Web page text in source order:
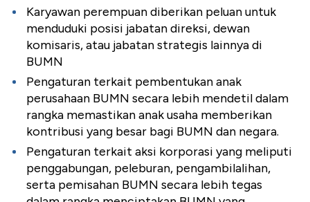
Karyawan perempuan diberikan peluan untuk
menduduki posisi jabatan direksi, dewan
komisaris, atau jabatan strategis lainnya di
BUMN
Pengaturan terkait pembentukan anak
perusahaan BUMN secara lebih mendetil dalam
rangka memastikan anak usaha memberikan
kontribusi yang besar bagi BUMN dan negara.
Pengaturan terkait aksi korporasi yang meliputi
penggabungan, peleburan, pengambilalihan,
serta pemisahan BUMN secara lebih tegas